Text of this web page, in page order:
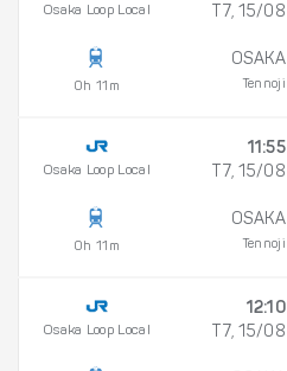
Osaka Loop Local
0h 11m
T7, 15/08
OSAKA
Tennoji
Osaka Loop Local
0h 11m
11:55
T7, 15/08
OSAKA
Tennoji
Osaka Loop Local
12:10
T7, 15/08